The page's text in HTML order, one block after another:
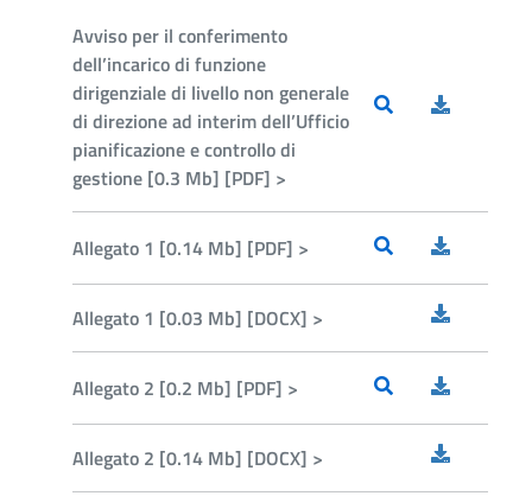
Avviso per il conferimento
dell’incarico di funzione
dirigenziale di livello non generale
di direzione ad interim dell’Ufficio
pianificazione e controllo di
gestione [0.3 Mb] [PDF] >
Allegato 1 [0.14 Mb] [PDF] >
Allegato 1 [0.03 Mb] [DOCX] >
Allegato 2 [0.2 Mb] [PDF] >
Allegato 2 [0.14 Mb] [DOCX] >